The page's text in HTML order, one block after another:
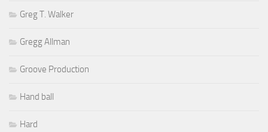
Greg T. Walker
Gregg Allman
Groove Production
Hand ball
Hard